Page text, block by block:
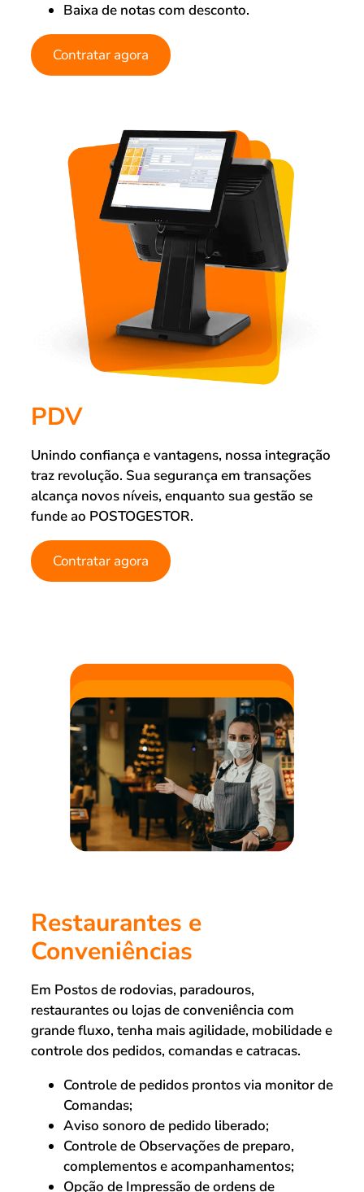
Baixa de notas com desconto.
Contratar agora
PDV
Unindo confiança e vantagens, nossa integração
traz revolução. Sua segurança em transações
alcança novos níveis, enquanto sua gestão se
funde ao POSTOGESTOR.
Contratar agora
Restaurantes e
Conveniências
Em Postos de rodovias, paradouros,
restaurantes ou lojas de conveniência com
grande fluxo, tenha mais agilidade, mobilidade e
controle dos pedidos, comandas e catracas.
Controle de pedidos prontos via monitor de
Comandas;
Aviso sonoro de pedido liberado;
Controle de Observações de preparo,
complementos e acompanhamentos;
Opção de Impressão de ordens de